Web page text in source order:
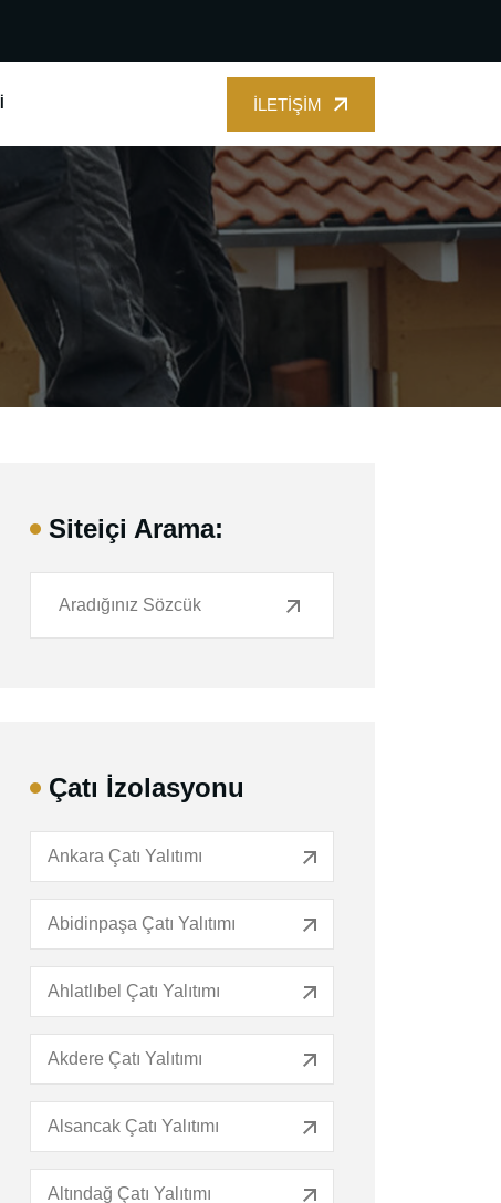
İLETIŞIM
Siteiçi Arama:
Çatı İzolasyonu
Ankara Çatı Yalıtımı
Abidinpaşa Çatı Yalıtımı
Ahlatlıbel Çatı Yalıtımı
Akdere Çatı Yalıtımı
Alsancak Çatı Yalıtımı
Altındağ Çatı Yalıtımı